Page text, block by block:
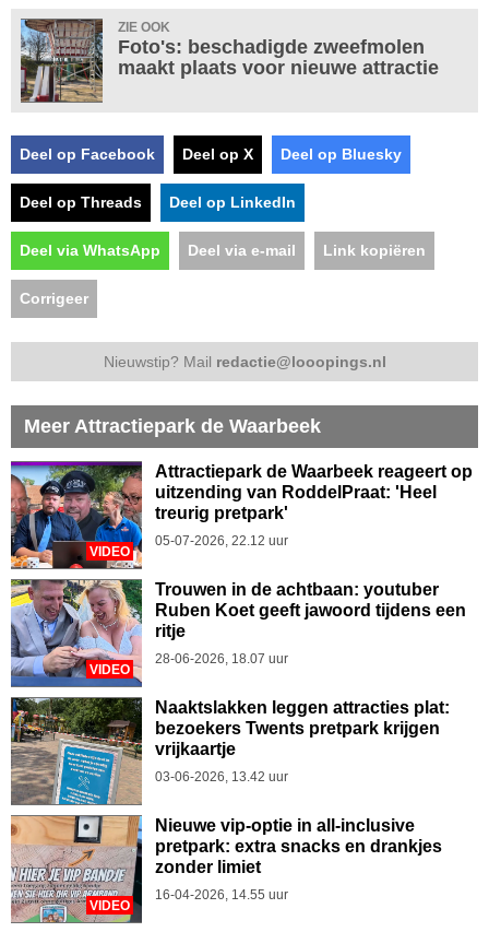
ZIE OOK
Foto's: beschadigde zweefmolen
maakt plaats voor nieuwe attractie
Deel op Facebook Deel op X Deel op Bluesky
Deel op Threads Deel op LinkedIn
Deel via WhatsApp Deel via e-mail Link kopiëren
Corrigeer
Nieuwstip? Mail redactie@looopings.nl
Meer Attractiepark de Waarbeek
VIDEO
Attractiepark de Waarbeek reageert op
uitzending van RoddelPraat: 'Heel
treurig pretpark'
05-07-2026, 22.12 uur
VIDEO
Trouwen in de achtbaan: youtuber
Ruben Koet geeft jawoord tijdens een
ritje
28-06-2026, 18.07 uur
Naaktslakken leggen attracties plat:
bezoekers Twents pretpark krijgen
vrijkaartje
03-06-2026, 13.42 uur
VIDEO
Nieuwe vip-optie in all-inclusive
pretpark: extra snacks en drankjes
zonder limiet
16-04-2026, 14.55 uur